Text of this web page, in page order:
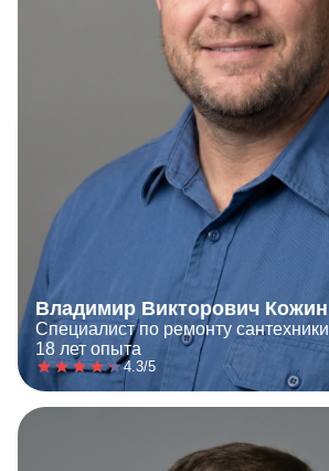
Владимир Викторович Кожин
Специалист по ремонту сантехники
18 лет опыта
4.3/5